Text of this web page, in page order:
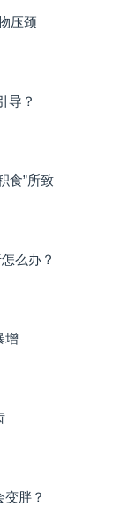
压颈
导？
食”所致
么办？
增
胖？